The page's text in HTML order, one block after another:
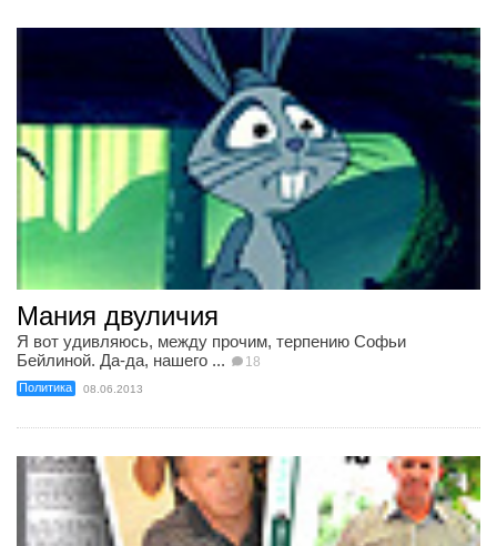
Мания двуличия
Я вот удивляюсь, между прочим, терпению Софьи
Бейлиной. Да-да, нашего ...
18
Политика 08.06.2013